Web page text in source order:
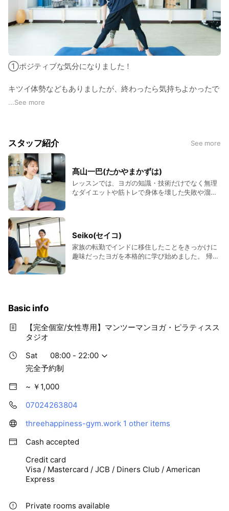
①ポジティブな気分になりました！
キツイ体勢などもありましたが、終わったら気持ちよかったで
す。
40代女性 会社員
②初めてヨガに参加しました！
ヨガのレッスンは初めてで不安でしたが、分かりやすく教えて
いただき1時間があっという間でした。
歴史や呼吸のなど背景を知ってから実際のレッスンに入ること
で意識して取り組むことができました。
...See more
スタッフ紹介 See more
髙山一巴(たかやまかずは)
レッスンでは、ヨガの知識・技術だけでなく無理
なダイエットや筋トレで身体を壊した失敗や溜め
大概のボールは顔で受け止める運動音痴ですが、
9年以上ヨガを継続できています。 なので気兼ね
なくレッスンにご参加くださいね。 ピラティスの
Seiko(セイコ)
家族の転勤でインドに移住したことをきっかけに
趣味だったヨガを本格的に学び始めました。 帰国
ろにあるヨガの魅力をお伝えできればと思ってい
(RYT500) シニアヨガTT修了 ヨーガニドラTT修
Basic info
【完全個室/女性専用】マンツーマンヨガ・ピラティスス
タジオ
Sat
08:00 - 22:00
完全予約制
~ ￥1,000
07024263804
threehappiness-gym.work 1 other items
Cash accepted
Credit card
Visa / Mastercard / JCB / Diners Club / American
Express
Private rooms available